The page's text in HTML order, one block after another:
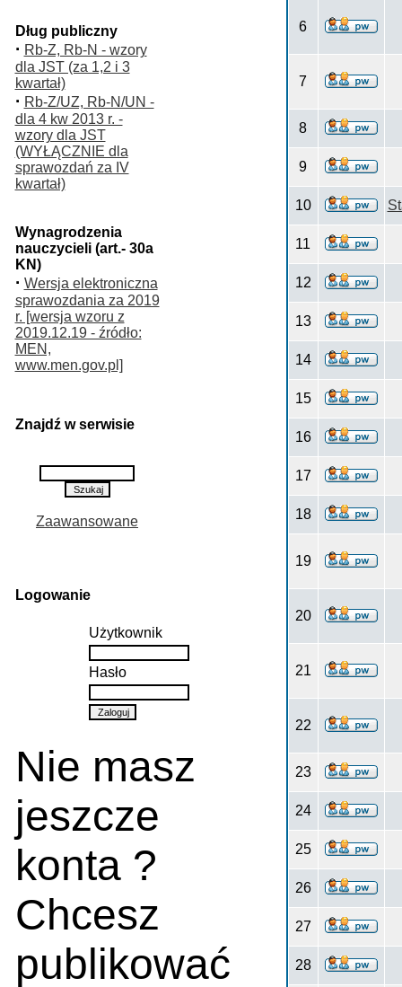
Dług publiczny
· Rb-Z, Rb-N - wzory
dla JST (za 1,2 i 3
kwartał)
· Rb-Z/UZ, Rb-N/UN -
dla 4 kw 2013 r. -
wzory dla JST
(WYŁĄCZNIE dla
sprawozdań za IV
kwartał)
Wynagrodzenia
nauczycieli (art.- 30a
KN)
· Wersja elektroniczna
sprawozdania za 2019
r. [wersja wzoru z
2019.12.19 - źródło:
MEN,
www.men.gov.pl]
Znajdź w serwisie
Zaawansowane
Logowanie
Użytkownik
Hasło
Nie masz
jeszcze
konta ?
Chcesz
publikować
6
7
8
9
10
11
12
13
14
15
16
17
18
19
20
21
22
23
24
25
26
27
28